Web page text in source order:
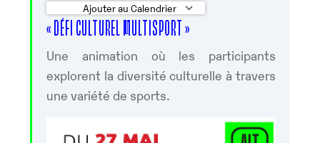
Ajouter au Calendrier
Télécharger ICS
« DÉFI CULTUREL MULTISPORT »
Une animation où les participants
explorent la diversité culturelle à travers
une variété de sports.